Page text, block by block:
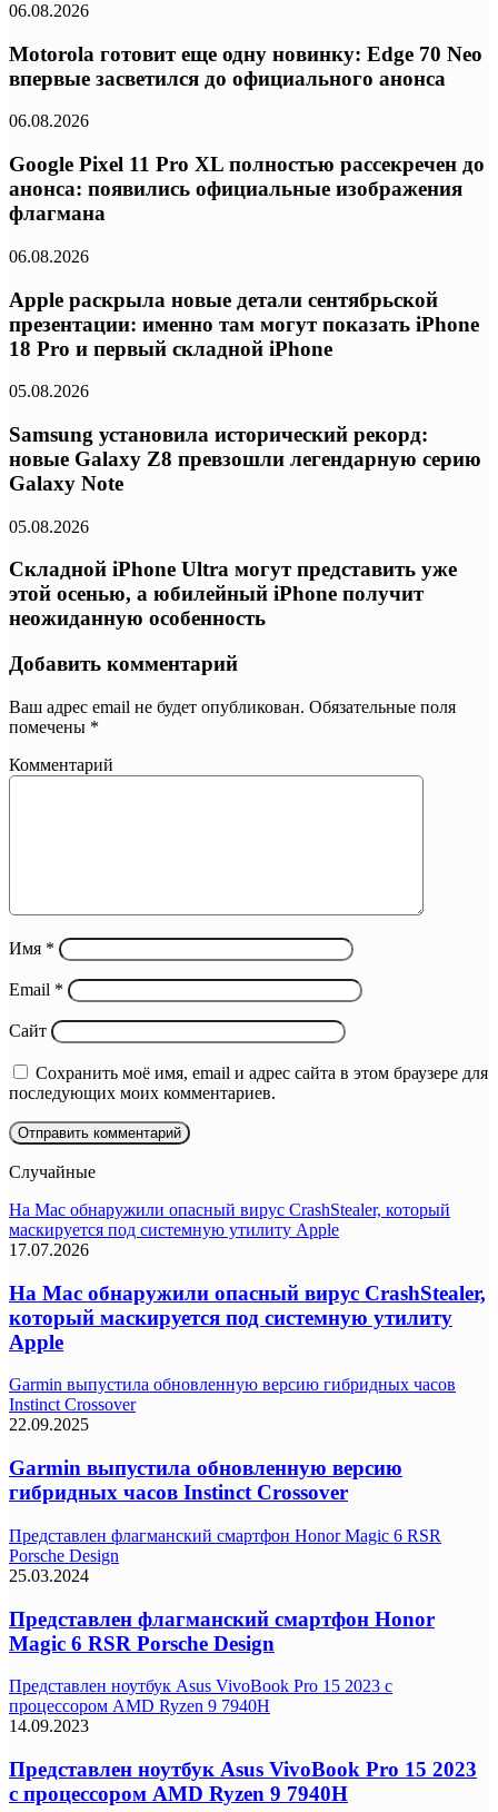
06.08.2026
Motorola готовит еще одну новинку: Edge 70 Neo
впервые засветился до официального анонса
06.08.2026
Google Pixel 11 Pro XL полностью рассекречен до
анонса: появились официальные изображения
флагмана
06.08.2026
Apple раскрыла новые детали сентябрьской
презентации: именно там могут показать iPhone
18 Pro и первый складной iPhone
05.08.2026
Samsung установила исторический рекорд:
новые Galaxy Z8 превзошли легендарную серию
Galaxy Note
05.08.2026
Складной iPhone Ultra могут представить уже
этой осенью, а юбилейный iPhone получит
неожиданную особенность
Добавить комментарий
Ваш адрес email не будет опубликован. Обязательные поля
помечены *
Комментарий
Имя *
Email *
Сайт
Сохранить моё имя, email и адрес сайта в этом браузере для
последующих моих комментариев.
Случайные
На Mac обнаружили опасный вирус CrashStealer, который
маскируется под системную утилиту Apple
17.07.2026
На Mac обнаружили опасный вирус CrashStealer,
который маскируется под системную утилиту
Apple
Garmin выпустила обновленную версию гибридных часов
Instinct Crossover
22.09.2025
Garmin выпустила обновленную версию
гибридных часов Instinct Crossover
Представлен флагманский смартфон Honor Magic 6 RSR
Porsche Design
25.03.2024
Представлен флагманский смартфон Honor
Magic 6 RSR Porsche Design
Представлен ноутбук Asus VivoBook Pro 15 2023 с
процессором AMD Ryzen 9 7940H
14.09.2023
Представлен ноутбук Asus VivoBook Pro 15 2023
с процессором AMD Ryzen 9 7940H